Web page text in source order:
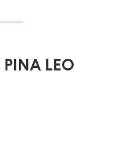
PINA LEO